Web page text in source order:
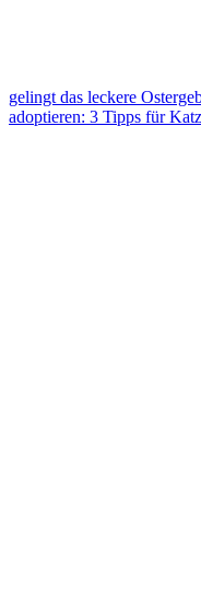
gelingt das leckere
adoptieren: 3 Tipps für